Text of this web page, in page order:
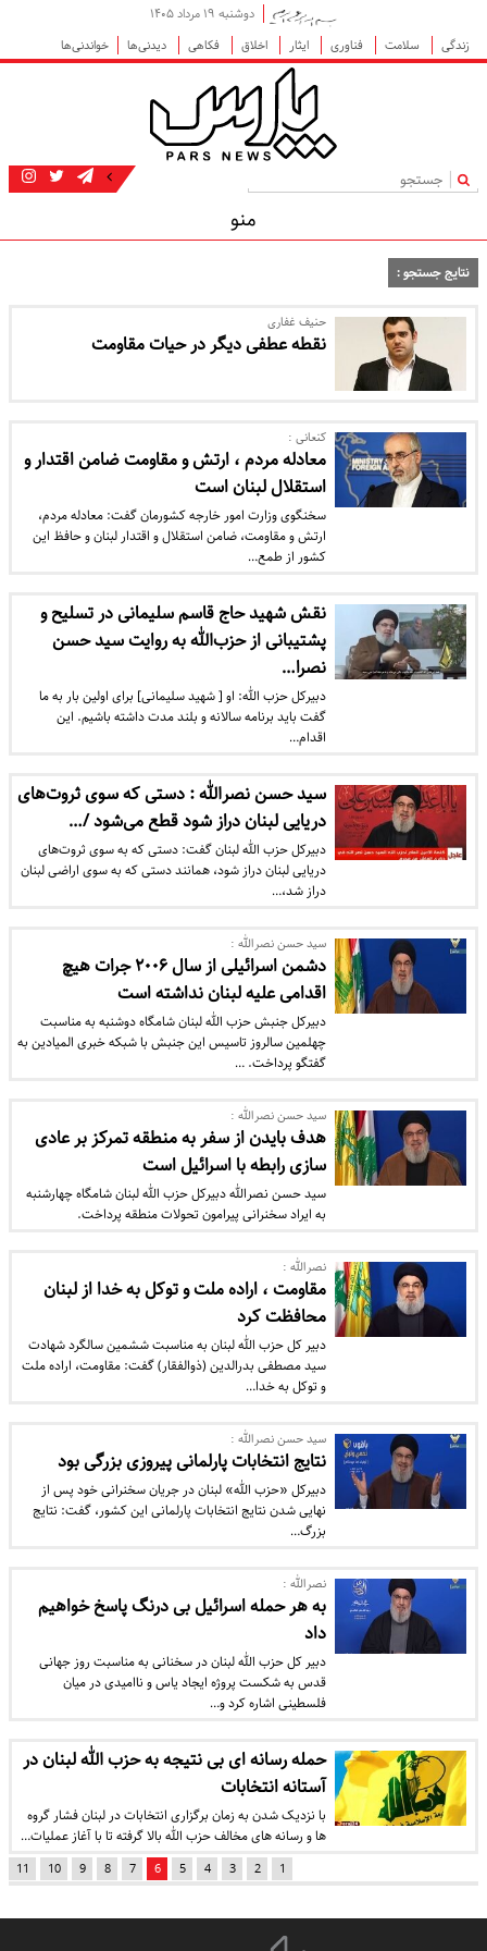
دوشنبه ۱۹ مرداد ۱۴۰۵
زندگی
سلامت فناوری ایثار اخلاق فکاهی دیدنی‌ها خواندنی‌ها
|
منو
نتایج جستجو :
حنیف غفاری
نقطه عطفی دیگر در حیات مقاومت
کنعانی :
معادله مردم ، ارتش و مقاومت ضامن اقتدار و
استقلال لبنان است
سخنگوی وزارت امور خارجه کشورمان گفت: معادله مردم،
ارتش و مقاومت، ضامن استقلال و اقتدار لبنان و حافظ این
کشور از طمع…
نقش شهید حاج قاسم سلیمانی در تسلیح و
پشتیبانی از حزب‌الله به روایت سید حسن
نصرا…
دبیرکل حزب الله: او [ شهید سلیمانی] برای اولین بار به ما
گفت باید برنامه سالانه و بلند مدت داشته باشیم. این
اقدام…
سید حسن نصرالله : دستی که سوی ثروت‌های
دریایی لبنان دراز شود قطع می‌شود /…
دبیرکل حزب الله لبنان گفت: دستی که به سوی ثروت‌های
دریایی لبنان دراز شود، همانند دستی که به سوی اراضی لبنان
دراز شد،…
سید حسن نصرالله :
دشمن اسرائیلی از سال ۲۰۰۶ جرات هیچ
اقدامی علیه لبنان نداشته است
دبیرکل جنبش حزب الله لبنان شامگاه دوشنبه به مناسبت
چهلمین سالروز تاسیس این جنبش با شبکه خبری المیادین به
گفتگو پرداخت. …
سید حسن نصرالله :
هدف بایدن از سفر به منطقه تمرکز بر عادی
سازی رابطه با اسرائیل است
سید حسن نصرالله دبیرکل حزب الله لبنان شامگاه چهارشنبه
به ایراد سخنرانی پیرامون تحولات منطقه پرداخت.
نصرالله :
مقاومت ، اراده ملت و توکل به خدا از لبنان
محافظت کرد
دبیر کل حزب الله لبنان به مناسبت ششمین سالگرد شهادت
سید مصطفی بدرالدین (ذوالفقار) گفت: مقاومت، اراده ملت
و توکل به خدا…
سید حسن نصرالله :
نتایج انتخابات پارلمانی پیروزی بزرگی بود
دبیرکل «حزب الله» لبنان در جریان سخنرانی خود پس از
نهایی شدن نتایج انتخابات پارلمانی این کشور، گفت: نتایج
بزرگ…
نصرالله :
به هر حمله اسرائیل بی درنگ پاسخ خواهیم
داد
دبیر کل حزب الله لبنان در سخنانی به مناسبت روز جهانی
قدس به شکست پروژه ایجاد یاس و ناامیدی در میان
فلسطینی اشاره کرد و…
حمله رسانه ای بی نتیجه به حزب الله لبنان در
آستانه انتخابات
با نزدیک شدن به زمان برگزاری انتخابات در لبنان فشار گروه
ها و رسانه های مخالف حزب الله بالا گرفته تا با آغاز عملیات…
1
2
3
4
5
6
7
8
9
10
11